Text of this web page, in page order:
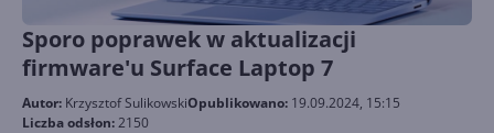
Sporo poprawek w aktualizacji
firmware'u Surface Laptop 7
Autor: Krzysztof SulikowskiOpublikowano: 19.09.2024, 15:15
Liczba odsłon:2150